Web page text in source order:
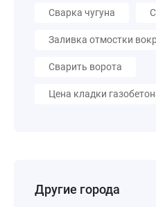
Сварка чугуна
Заливка отмостки
Сварить ворота
Цена кладки
Другие города